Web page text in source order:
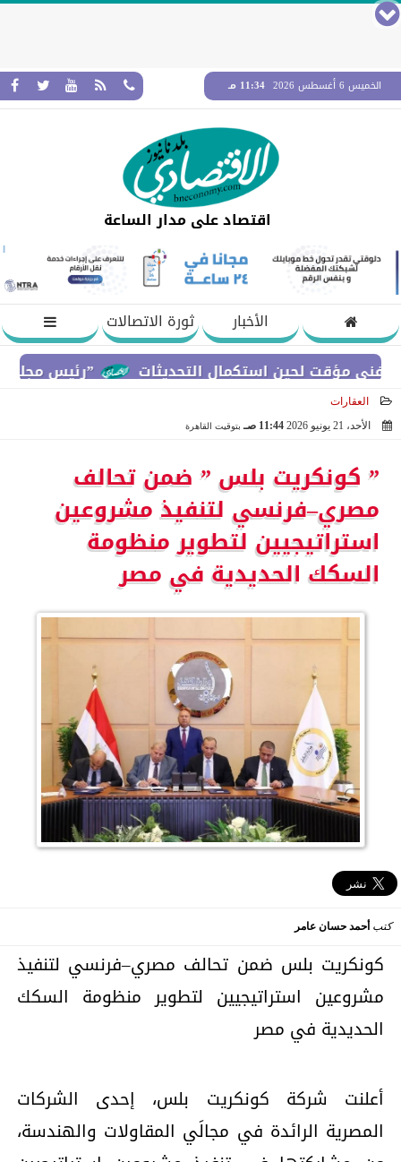
الخميس 6 أغسطس 2026 11:34 مـ
اقتصاد على مدار الساعة
الأخبار
ثورة الاتصالات
”رئيس مجلس القضاء
العقارات
الأحد، 21 يونيو 2026
11:44 صـ بتوقيت القاهرة
” كونكريت بلس ” ضمن تحالف
مصري–فرنسي لتنفيذ مشروعين
استراتيجيين لتطوير منظومة
السكك الحديدية في مصر
كتبأحمد حسان عامر
كونكريت بلس ضمن تحالف مصري–فرنسي لتنفيذ
مشروعين استراتيجيين لتطوير منظومة السكك
الحديدية في مصر
أعلنت شركة كونكريت بلس، إحدى الشركات
المصرية الرائدة في مجالَي المقاولات والهندسة،